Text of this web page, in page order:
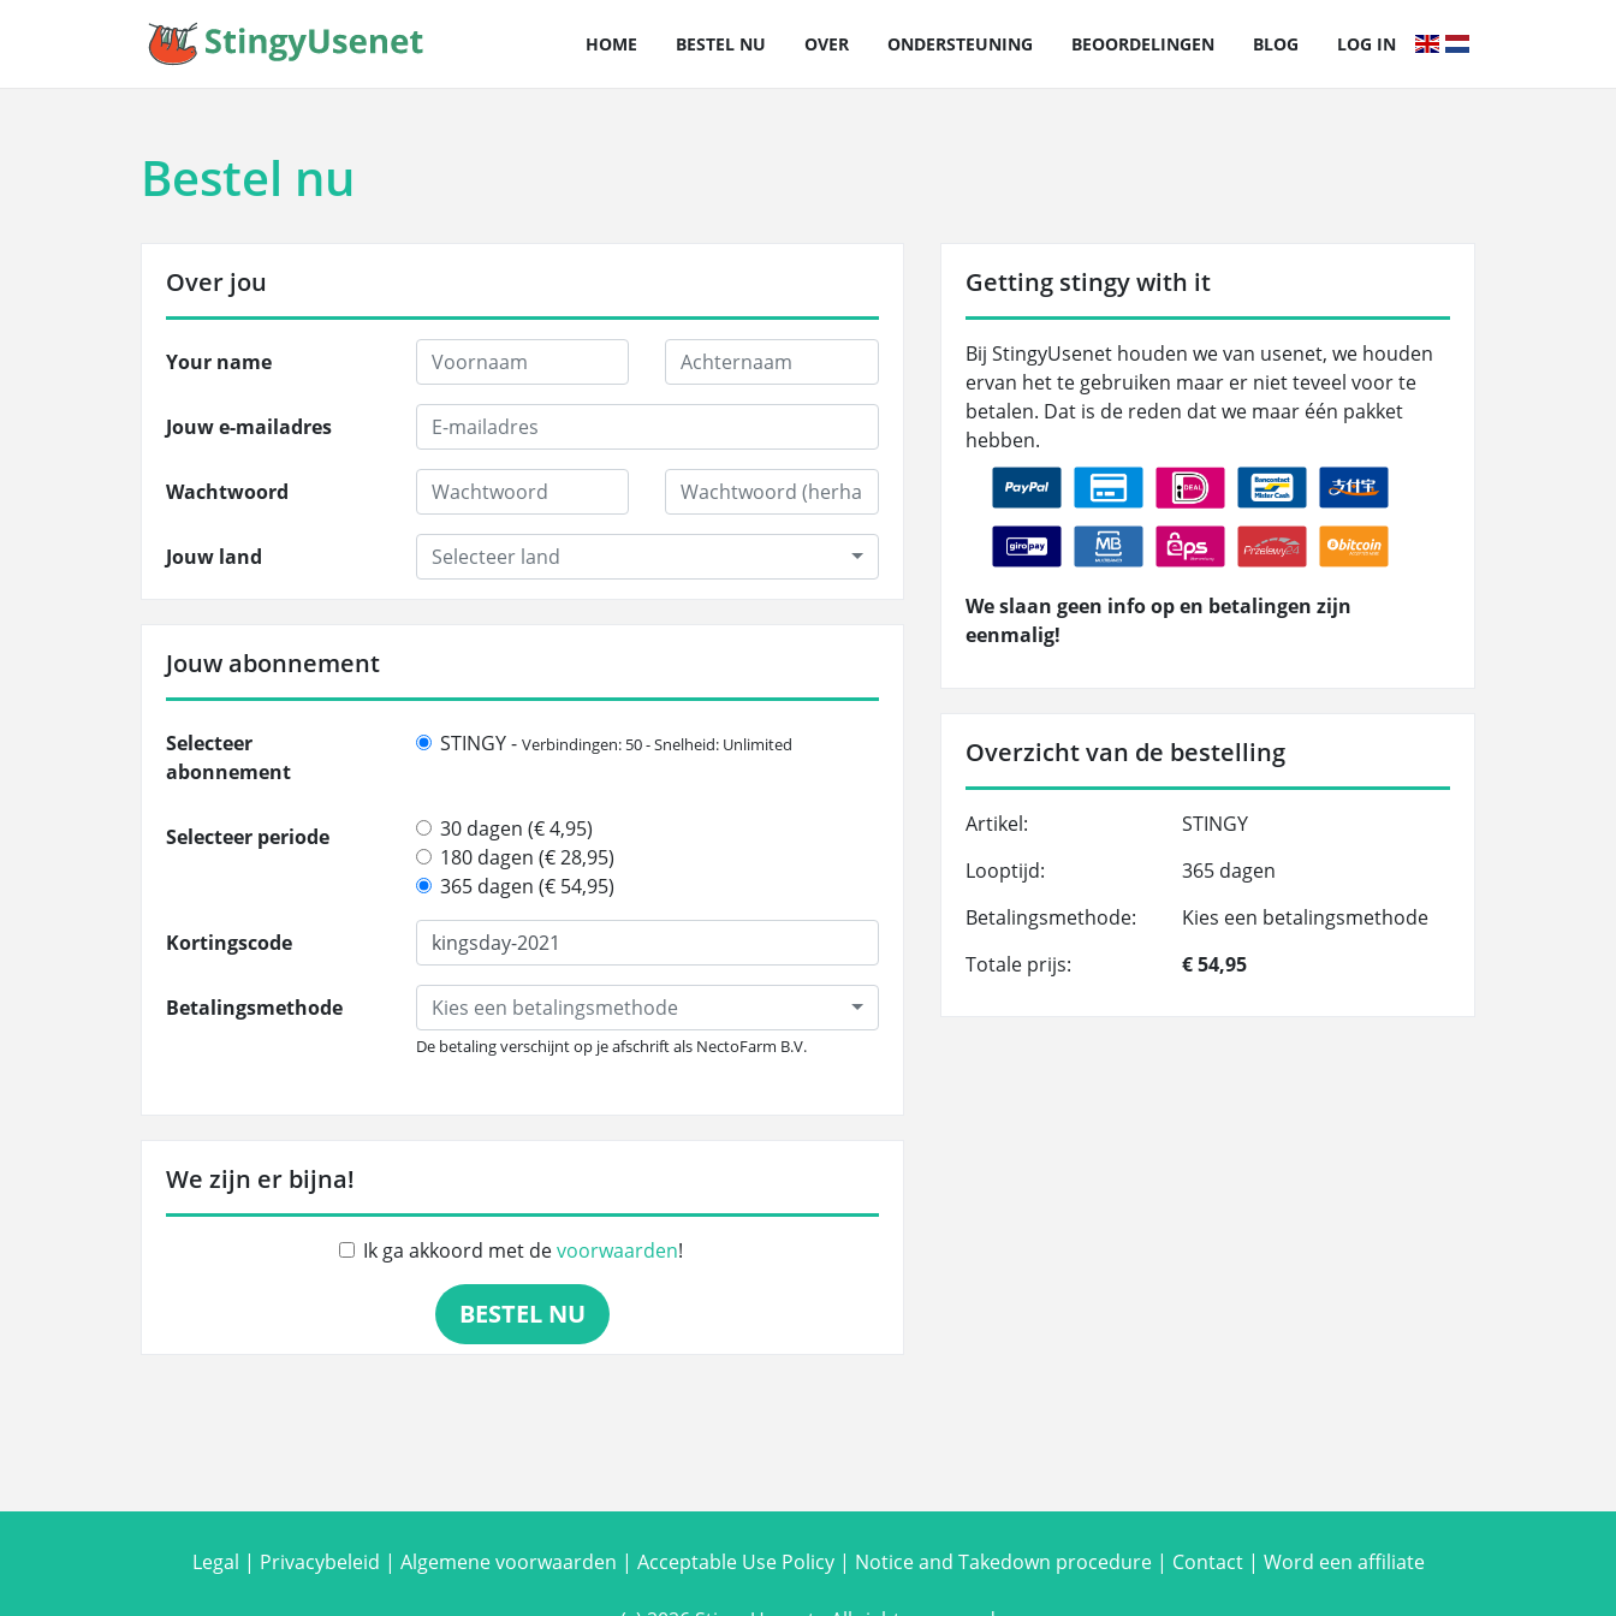
HOME BESTEL NU OVER ONDERSTEUNING BEOORDELINGEN BLOG LOG IN
Bestel nu
Over jou
Your name
Jouw e-mailadres
Wachtwoord
Jouw land Selecteer land
Jouw abonnement
Selecteer
abonnement
STINGY - Verbindingen: 50 - Snelheid: Unlimited
Selecteer periode
30 dagen (€ 4,95)
180 dagen (€ 28,95)
365 dagen (€ 54,95)
Kortingscode
Betalingsmethode Kies een betalingsmethode
De betaling verschijnt op je afschrift als NectoFarm B.V.
We zijn er bijna!
Ik ga akkoord met devoorwaarden!
BESTEL NU
Getting stingy with it
Bij StingyUsenet houden we van usenet, we houden
ervan het te gebruiken maar er niet teveel voor te
betalen. Dat is de reden dat we maar één pakket
hebben.
We slaan geen info op en betalingen zijn
eenmalig!
Overzicht van de bestelling
Artikel:
STINGY
Looptijd:
365 dagen
Betalingsmethode:
Kies een betalingsmethode
Totale prijs:
€ 54,95
Legal | Privacybeleid | Algemene voorwaarden | Acceptable Use Policy| Notice and Takedown procedure| Contact| Word een affiliate